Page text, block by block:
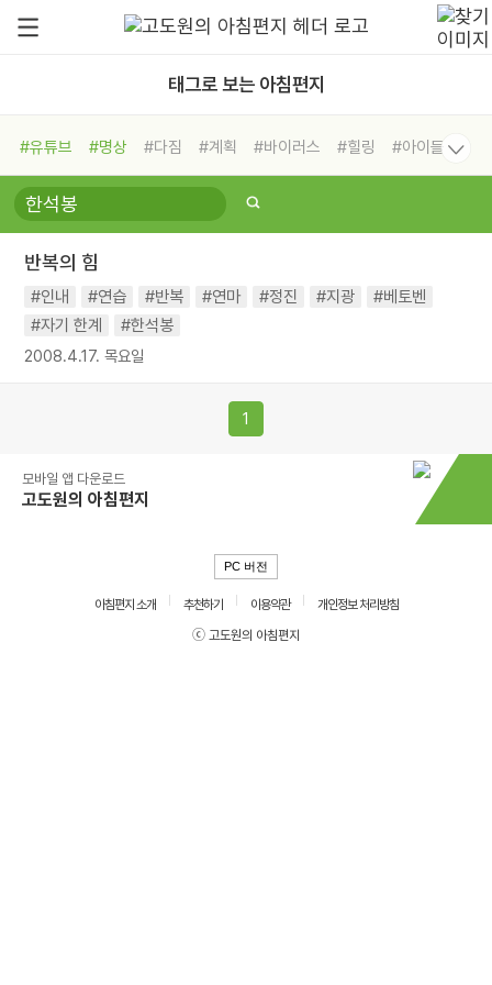
태그로 보는 아침편지
#유튜브 #명상 #다짐 #계획 #바이러스 #힐링
#아이들
#비전캠프
#독서캠프 #삶
#희망
#나눔 #친구 #링컨학교
#독서
#건강
반복의 힘
#인내 #연습 #반복 #연마 #정진 #지광
#베토벤
#자기 한계
#한석봉
2008.4.17. 목요일
1
모바일 앱 다운로드
고도원의 아침편지
PC 버전
아침편지 소개 추천하기 이용약관
개인정보 처리방침
ⓒ 고도원의 아침편지